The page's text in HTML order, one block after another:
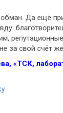
обман. Да ещё
за свой счёт
«ТСК,